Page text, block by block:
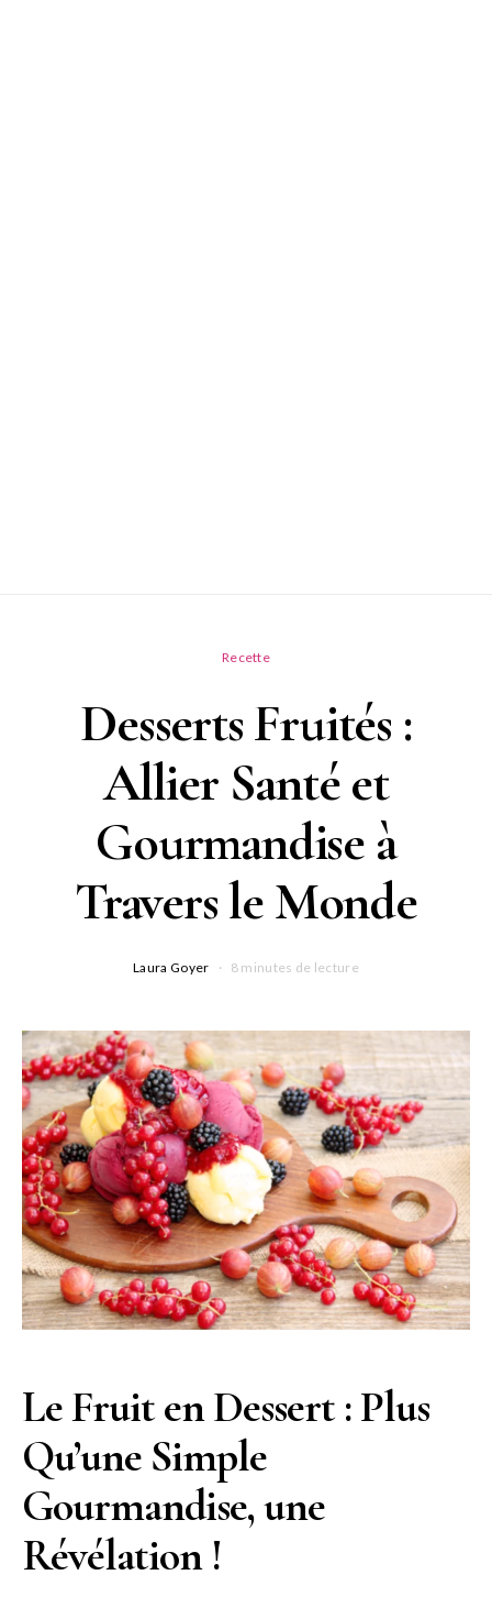
Recette
Desserts Fruités :
Allier Santé et
Gourmandise à
Travers le Monde
Laura Goyer 8 minutes de lecture
Le Fruit en Dessert : Plus
Qu’une Simple
Gourmandise, une
Révélation !